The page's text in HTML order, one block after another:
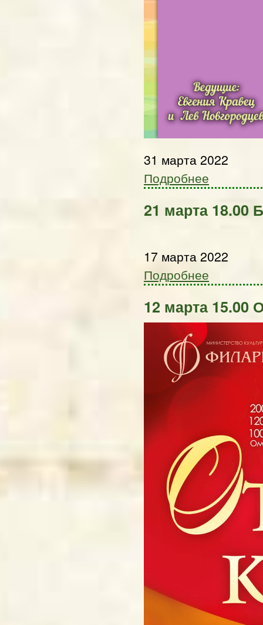
31 марта 2022
Подробнее
21 марта 18.00
17 марта 2022
Подробнее
12 марта 15.00